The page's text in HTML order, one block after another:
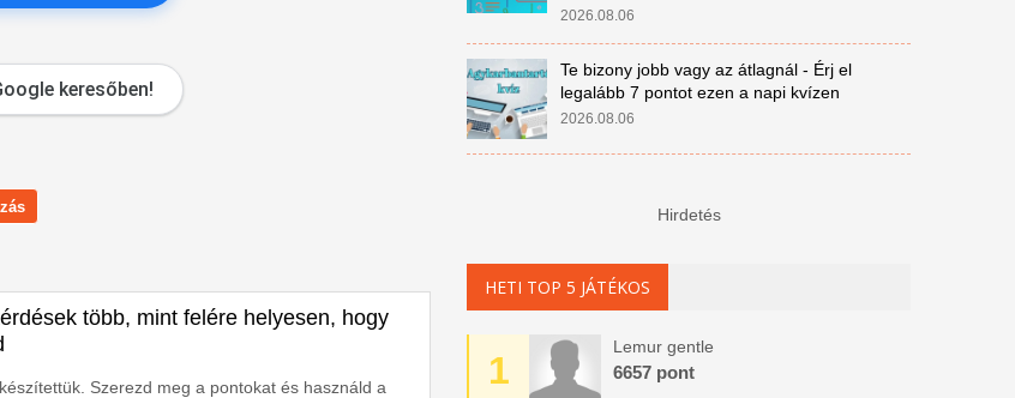
keresőben!
több, mint felére helyesen, hogy
Szerezd meg a pontokat és használd a
2026.08.06
Te bizony jobb vagy az átlagnál - Érj el
legalább 7 pontot ezen a napi kvízen
2026.08.06
Hirdetés
HETI TOP 5 JÁTÉKOS
1
Lemur gentle
6657 pont